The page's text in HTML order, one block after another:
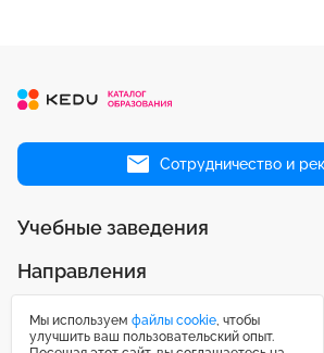
Сотрудничество и
Учебные заведения
Направления
Рейтинги
Мы используем файлы cookie, чтобы
улучшить ваш пользовательский опыт.